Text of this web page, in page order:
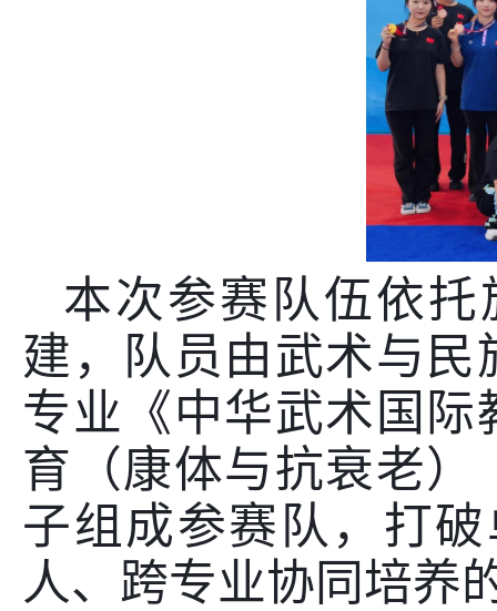
本次参赛队伍依
建，队员由武术与
专业《中华武术国
育（康体与抗衰老
子组成参赛队，打
人、跨专业协同培养